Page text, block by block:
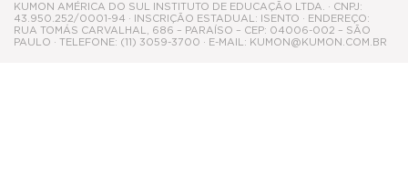
KUMON AMÉRICA DO SUL INSTITUTO DE EDUCAÇÃO LTDA. · CNPJ:
43.950.252/0001-94 · INSCRIÇÃO ESTADUAL: ISENTO · ENDEREÇO:
RUA TOMÁS CARVALHAL, 686 – PARAÍSO – CEP: 04006-002 – SÃO
PAULO · TELEFONE: (11) 3059-3700 · E-MAIL: KUMON@KUMON.COM.BR